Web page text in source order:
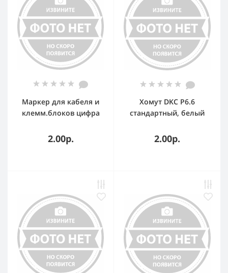
Маркер для кабеля и
клемм.блоков цифра
(белый) (упаковка)
2.00р.
Хомут DKC P6.6
стандартный, белый
2.00р.